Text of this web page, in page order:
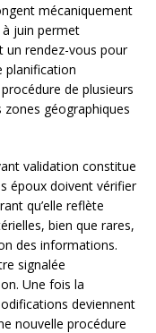
mécaniquement
à juin permet
un rendez-vous pour
planification
de plusieurs
géographiques
validation constitue
époux doivent vérifier
qu’elle reflète
bien que rares,
des informations.
signalée
Une fois la
deviennent
nouvelle procédure